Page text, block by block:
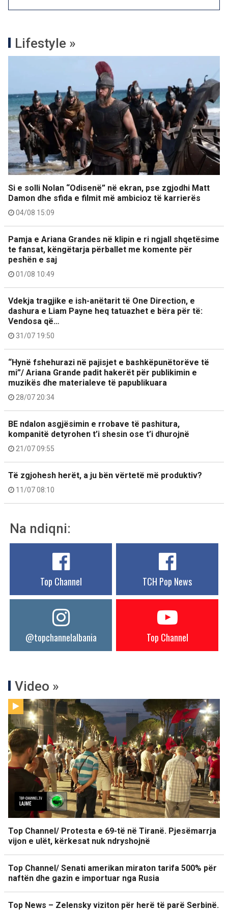
Lifestyle »
Si e solli Nolan “Odisenë” në ekran, pse zgjodhi Matt
Damon dhe sfida e filmit më ambicioz të karrierës
04/08 15:09
Pamja e Ariana Grandes në klipin e ri ngjall shqetësime
te fansat, këngëtarja përballet me komente për
peshën e saj
01/08 10:49
Vdekja tragjike e ish-anëtarit të One Direction, e
dashura e Liam Payne heq tatuazhet e bëra për të:
Vendosa që…
31/07 19:50
“Hynë fshehurazi në pajisjet e bashkëpunëtorëve të
mi”/ Ariana Grande padit hakerët për publikimin e
muzikës dhe materialeve të papublikuara
28/07 20:34
BE ndalon asgjësimin e rrobave të pashitura,
kompanitë detyrohen t’i shesin ose t’i dhurojnë
21/07 09:55
Të zgjohesh herët, a ju bën vërtetë më produktiv?
11/07 08:10
Na ndiqni:
Top Channel TCH Pop News
@topchannelalbania Top Channel
Video »
Top Channel/ Protesta e 69-të në Tiranë. Pjesëmarrja
vijon e ulët, kërkesat nuk ndryshojnë
Top Channel/ Senati amerikan miraton tarifa 500% për
naftën dhe gazin e importuar nga Rusia
Top News – Zelensky viziton për herë të parë Serbinë.